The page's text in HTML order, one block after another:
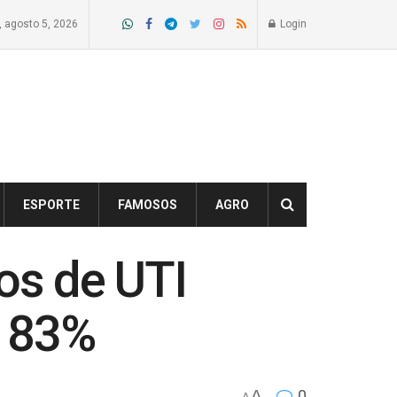
agosto 5, 2026 Login
ESPORTE FAMOSOS AGRO
de UTI